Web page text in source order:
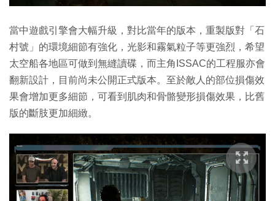
當中遊戲引擎會大幅升級，對比當年的版本，重製版對「石
村號」的環境細節有強化，光影和霧氣粒子等更強烈，希望
太空船各地區可做到無縫讀碟，而主角ISSAC的工程服亦會
翻新設計，目前尚未公開正式版本。至於敵人的部位損傷效
果會增加更多細節，可看到肌肉和骨骼變形損傷效果，比舊
版的斷肢更加細緻。